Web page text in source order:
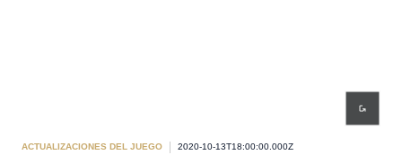
ACTUALIZACIONES DEL JUEGO 2020-10-13T18:00:00.000Z